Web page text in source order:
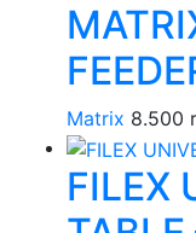
Matrix 8.500
FILEX